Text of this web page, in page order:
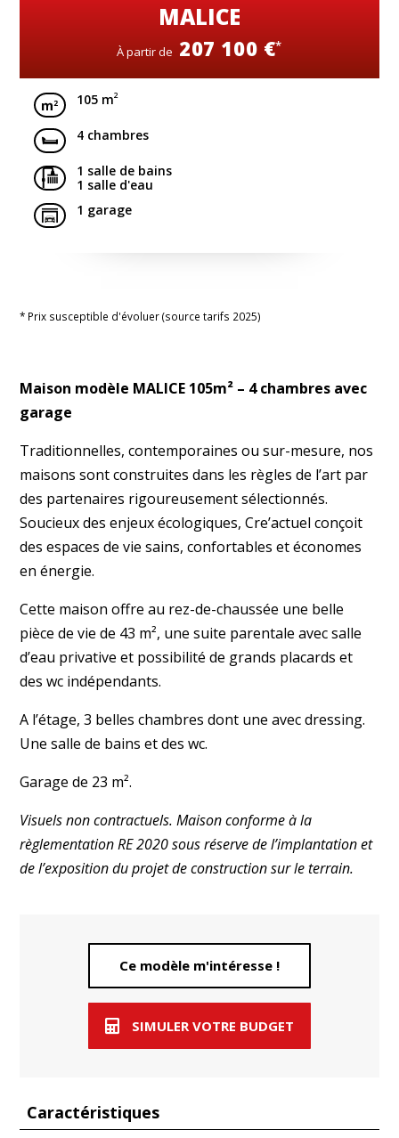
MALICE
À partir de 207 100 €*
105 m2
4 chambres
1 salle de bains
1 salle d'eau
1 garage
* Prix susceptible d'évoluer (source tarifs 2025)
Maison modèle MALICE 105m² – 4 chambres avec
garage
Traditionnelles, contemporaines ou sur-mesure, nos
maisons sont construites dans les règles de l’art par
des partenaires rigoureusement sélectionnés.
Soucieux des enjeux écologiques, Cre’actuel conçoit
des espaces de vie sains, confortables et économes
en énergie.
Cette maison offre au rez-de-chaussée une belle
pièce de vie de 43 m², une suite parentale avec salle
d’eau privative et possibilité de grands placards et
des wc indépendants.
A l’étage, 3 belles chambres dont une avec dressing.
Une salle de bains et des wc.
Garage de 23 m².
Visuels non contractuels. Maison conforme à la
règlementation RE 2020 sous réserve de l’implantation et
de l’exposition du projet de construction sur le terrain.
Ce modèle m'intéresse !
SIMULER VOTRE BUDGET
Caractéristiques